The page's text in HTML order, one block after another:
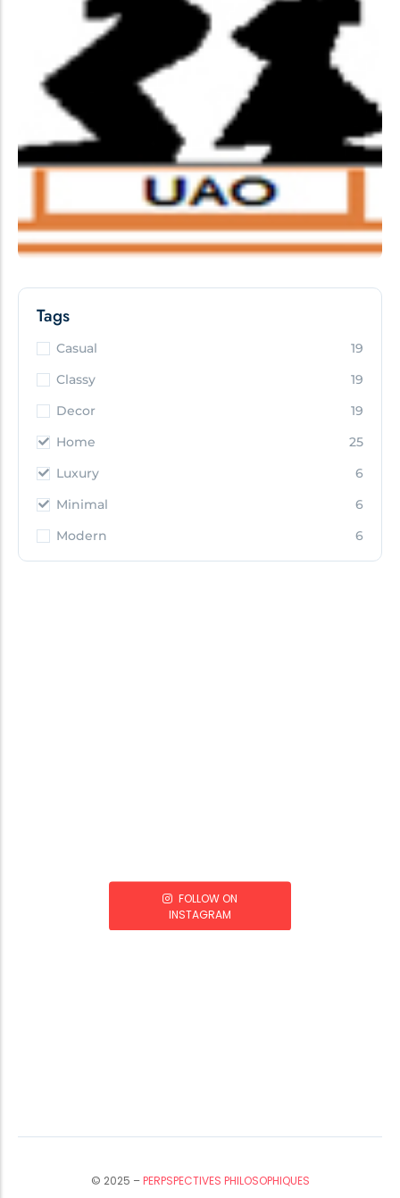
Tags
Casual
19
Classy
19
Decor
19
Home
25
Luxury
6
Minimal
6
Modern
6
FOLLOW ON
INSTAGRAM
© 2025 –PERPSPECTIVES PHILOSOPHIQUES